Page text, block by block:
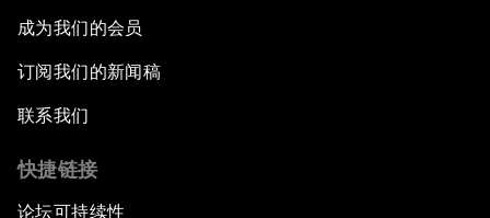
成为我们的会员
订阅我们的新闻稿
联系我们
快捷链接
论坛可持续性